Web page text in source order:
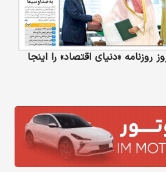
«دنیای‌ اقتصاد» را اینجا